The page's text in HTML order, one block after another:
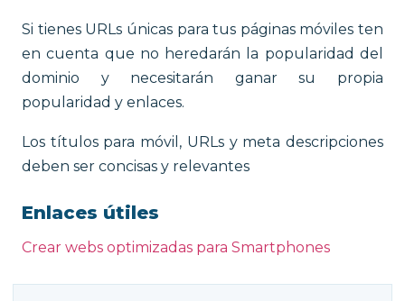
Si tienes URLs únicas para tus páginas móviles ten
en cuenta que no heredarán la popularidad del
dominio y necesitarán ganar su propia
popularidad y enlaces.
Los títulos para móvil, URLs y meta descripciones
deben ser concisas y relevantes
Enlaces útiles
Crear webs optimizadas para Smartphones